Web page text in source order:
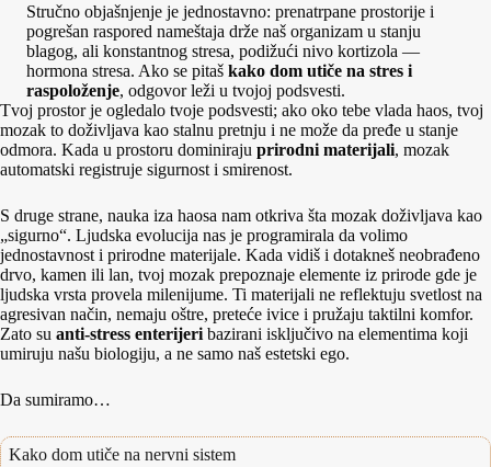
Stručno objašnjenje je jednostavno: prenatrpane prostorije i
pogrešan raspored nameštaja drže naš organizam u stanju
blagog, ali konstantnog stresa, podižući nivo kortizola —
hormona stresa. Ako se pitaš kako dom utiče na stres i
raspoloženje, odgovor leži u tvojoj podsvesti.
Tvoj prostor je ogledalo tvoje podsvesti; ako oko tebe vlada haos, tvoj
mozak to doživljava kao stalnu pretnju i ne može da pređe u stanje
odmora. Kada u prostoru dominiraju prirodni materijali, mozak
automatski registruje sigurnost i smirenost.
S druge strane, nauka iza haosa nam otkriva šta mozak doživljava kao
„sigurno“. Ljudska evolucija nas je programirala da volimo
jednostavnost i prirodne materijale. Kada vidiš i dotakneš neobrađeno
drvo, kamen ili lan, tvoj mozak prepoznaje elemente iz prirode gde je
ljudska vrsta provela milenijume. Ti materijali ne reflektuju svetlost na
agresivan način, nemaju oštre, preteće ivice i pružaju taktilni komfor.
Zato su anti-stress enterijeri bazirani isključivo na elementima koji
umiruju našu biologiju, a ne samo naš estetski ego.
Da sumiramo…
Kako dom utiče na nervni sistem